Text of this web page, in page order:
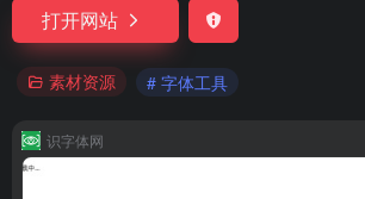
打开网站
素材资源 # 字体工具
识字体网